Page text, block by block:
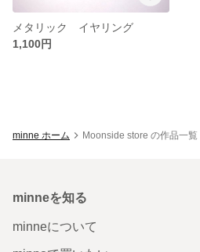
メタリック イヤリング
1,100円
minne ホーム Moonside store の作品一覧
minneを知る
minneについて